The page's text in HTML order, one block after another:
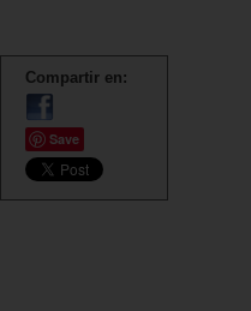
Compartir en:
Save